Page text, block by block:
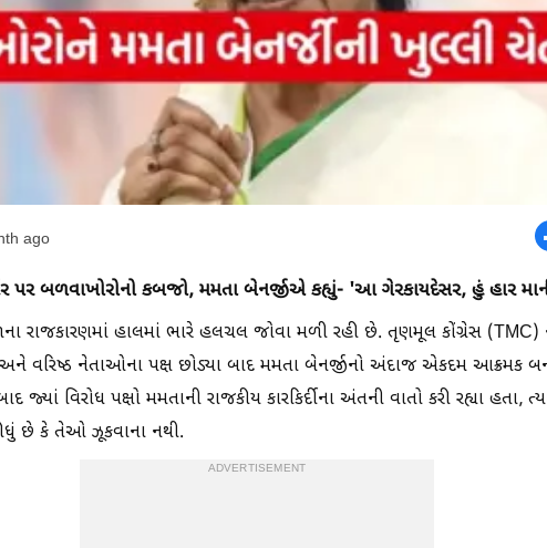
ago
પર બળવાખોરોનો કબજો, મમતા બેનર્જીએ કહ્યું- 'આ ગેરકાયદેસર, હું હાર
રાજકારણમાં હાલમાં ભારે હલચલ જોવા મળી રહી છે. તૃણમૂલ કોંગ્રેસ (TMC)
વરિષ્ઠ નેતાઓના પક્ષ છોડ્યા બાદ મમતા બેનર્જીનો અંદાજ એકદમ આક્રમક
જ્યાં વિરોધ પક્ષો મમતાની રાજકીય કારકિર્દીના અંતની વાતો કરી રહ્યા હતા,
છે કે તેઓ ઝૂકવાના નથી.
ADVERTISEMENT